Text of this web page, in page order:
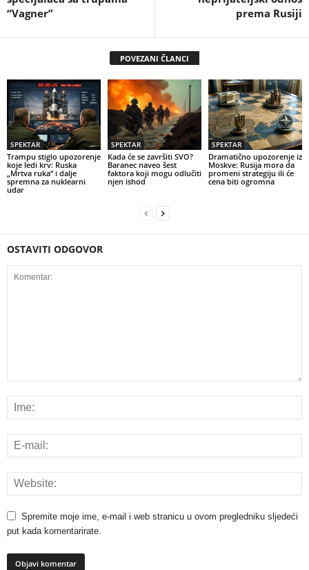
“Vagner”
prema Rusiji
POVEZANI ČLANCI
SPEKTAR
Trampu stiglo upozorenje
koje ledi krv: Ruska
„Mrtva ruka“ i dalje
spremna za nuklearni
udar
SPEKTAR
Kada će se završiti SVO?
Baranec naveo šest
faktora koji mogu odlučiti
njen ishod
SPEKTAR
Dramatično upozorenje iz
Moskve: Rusija mora da
promeni strategiju ili će
cena biti ogromna
OSTAVITI ODGOVOR
Spremite moje ime, e-mail i web stranicu u ovom pregledniku sljedeći
put kada komentarirate.